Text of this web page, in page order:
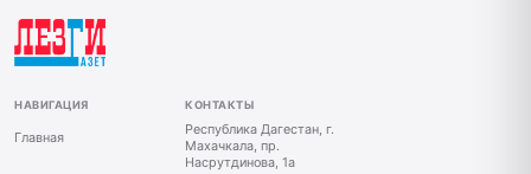
НАВИГАЦИЯ
Главная
КОНТАКТЫ
Республика Дагестан, г.
Махачкала, пр.
Насрутдинова, 1а